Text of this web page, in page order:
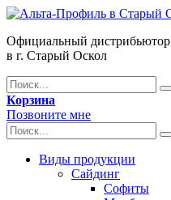
Официальный дистрибьютор
в г. Старый Оскол
Корзина
Позвоните мне
Виды продукции
Сайдинг
Софиты